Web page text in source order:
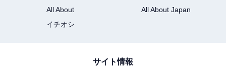
All About
All About Japan
イチオシ
サイト情報